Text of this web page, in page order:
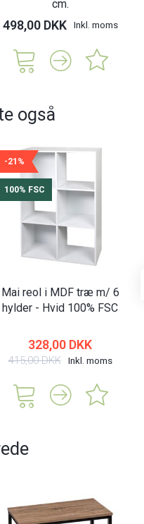
cm.
498,00 DKK Inkl. moms
også
-21%
100% FSC
Mai reol i MDF træ m/ 6
hylder - Hvid 100% FSC
328,00 DKK
415,00 DKK Inkl. moms